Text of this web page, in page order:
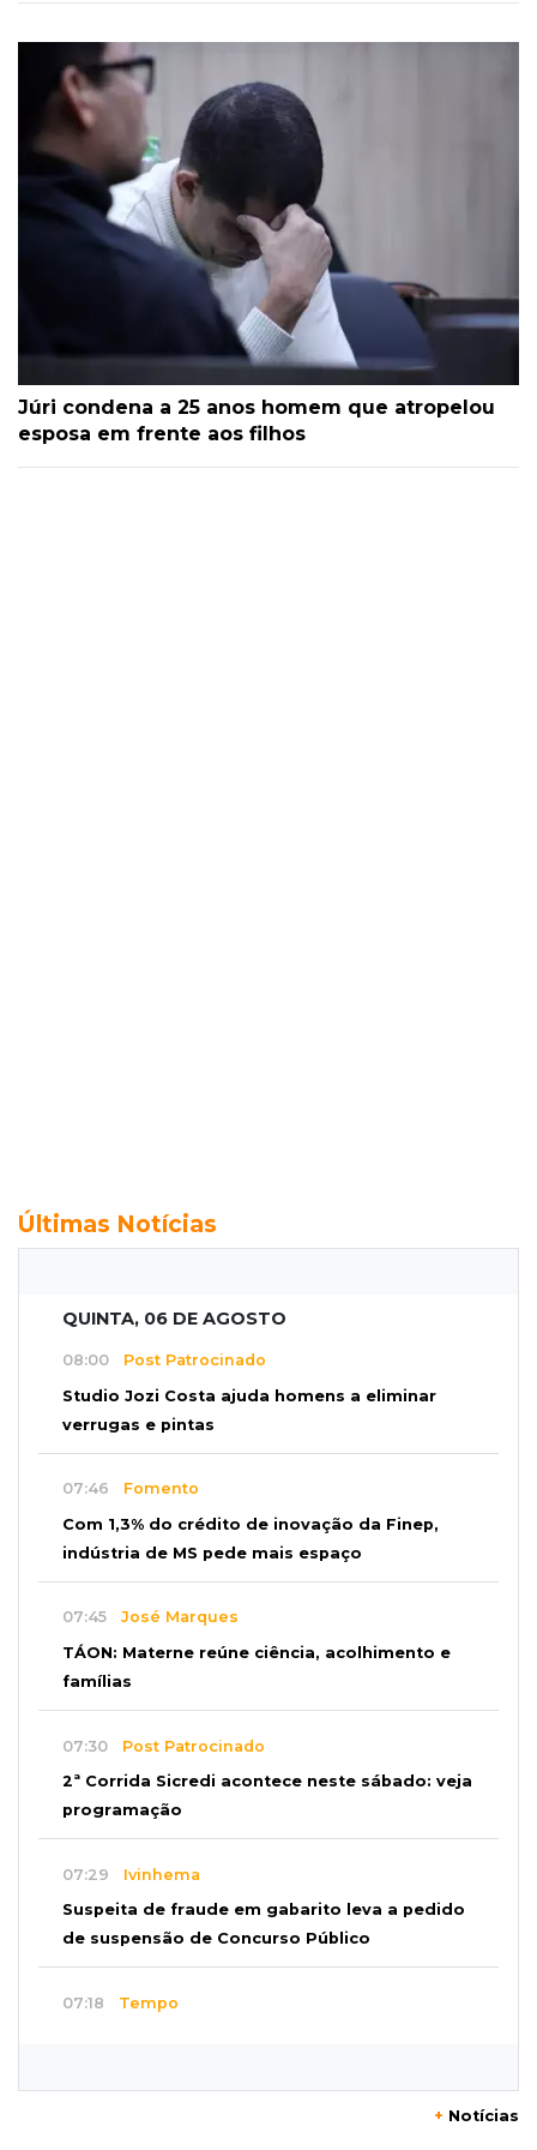
Júri condena a 25 anos homem que atropelou
esposa em frente aos filhos
Últimas Notícias
QUINTA, 06 DE AGOSTO
08:00 Post Patrocinado
Studio Jozi Costa ajuda homens a eliminar
verrugas e pintas
07:46 Fomento
Com 1,3% do crédito de inovação da Finep,
indústria de MS pede mais espaço
07:45 José Marques
TÁON: Materne reúne ciência, acolhimento e
famílias
07:30 Post Patrocinado
2ª Corrida Sicredi acontece neste sábado: veja
programação
07:29 Ivinhema
Suspeita de fraude em gabarito leva a pedido
de suspensão de Concurso Público
07:18 Tempo
+ Notícias